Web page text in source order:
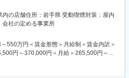
目指していただきます。
境◎
時をお知らせください。
に来店されるお客様へ、スマートフォン・
ド・楽天市場・楽天ポイントなど、楽天経
ータルサポートを行うポジションです。
内の店舗住所：岩手県 受動喫煙対策：屋内
会社の定める事業所
550万円＜賃金形態＞月給制＜賃金内訳＞
円～370,000円＜月給＞265,500円～